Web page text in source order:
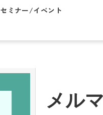
セミナー/イベント
メル